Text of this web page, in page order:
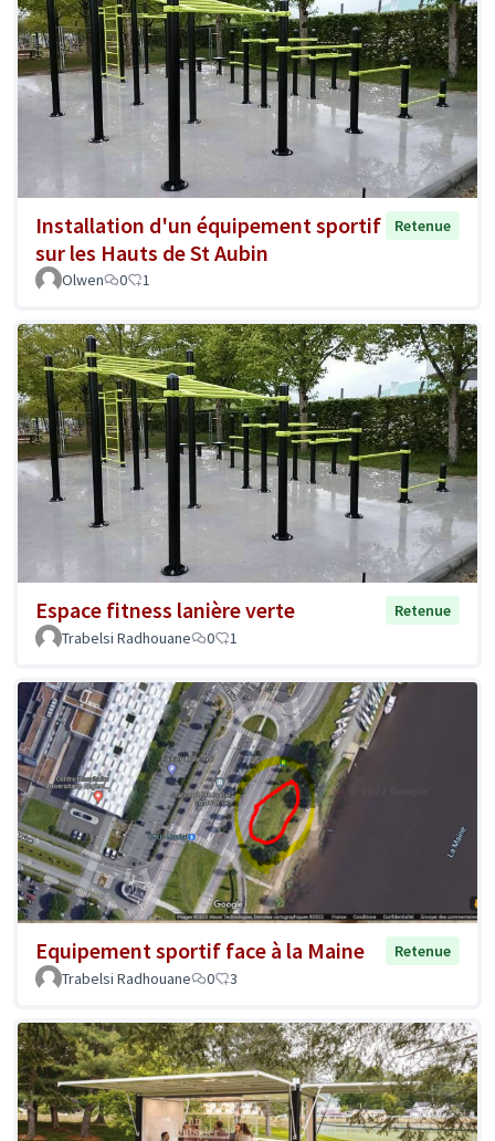
Installation d'un équipement sportif
sur les Hauts de St Aubin
Retenue
Olwen 0 1
Espace fitness lanière verte
Retenue
Trabelsi Radhouane
0 1
Equipement sportif face à la Maine
Retenue
Trabelsi Radhouane
0 3